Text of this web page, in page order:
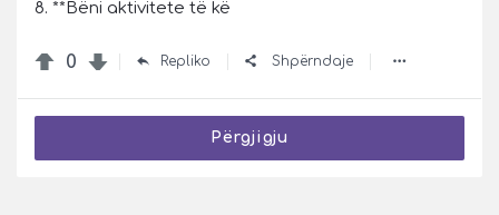
8. **Bëni aktivitete të kë
0 Repliko Shpërndaje
Përgjigju